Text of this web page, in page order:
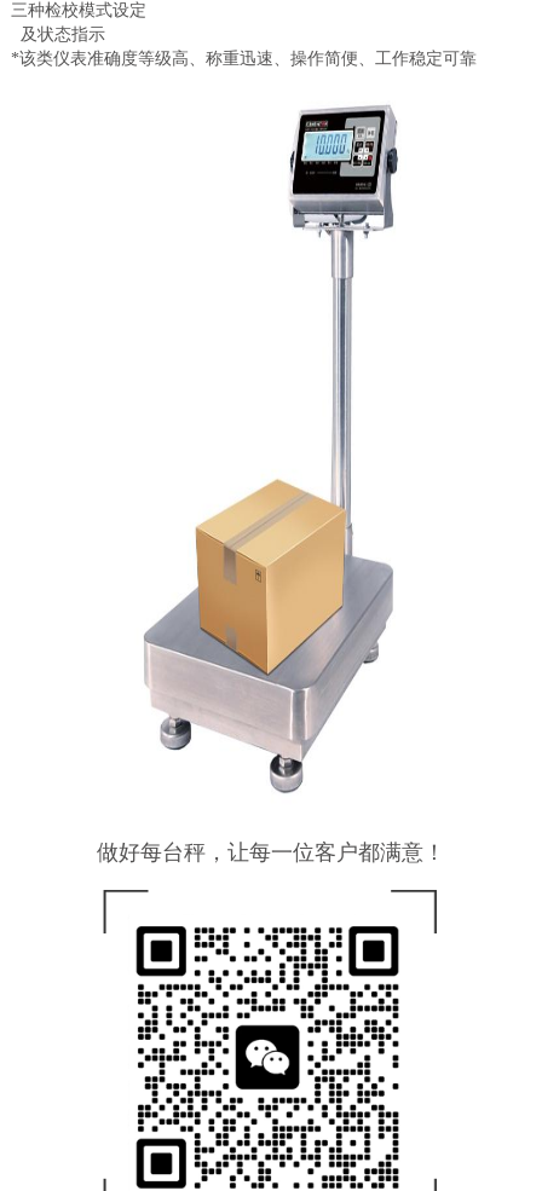
三种检校模式设定
及状态指示
*该类仪表准确度等级高、称重迅速、操作简便、工作稳定可靠
做好每台秤，让每一位客户都满意！